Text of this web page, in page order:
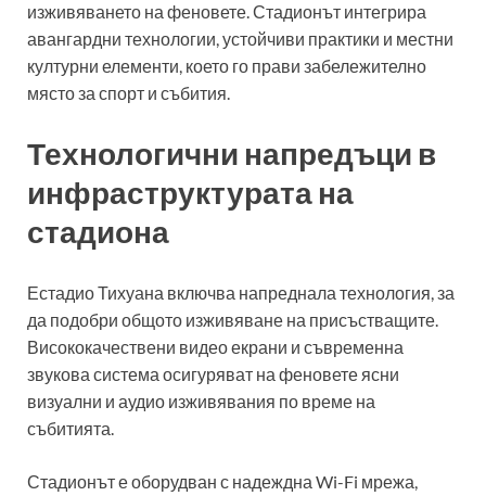
изживяването на феновете. Стадионът интегрира
авангардни технологии, устойчиви практики и местни
културни елементи, което го прави забележително
място за спорт и събития.
Технологични напредъци в
инфраструктурата на
стадиона
Естадио Тихуана включва напреднала технология, за
да подобри общото изживяване на присъстващите.
Висококачествени видео екрани и съвременна
звукова система осигуряват на феновете ясни
визуални и аудио изживявания по време на
събитията.
Стадионът е оборудван с надеждна Wi-Fi мрежа,